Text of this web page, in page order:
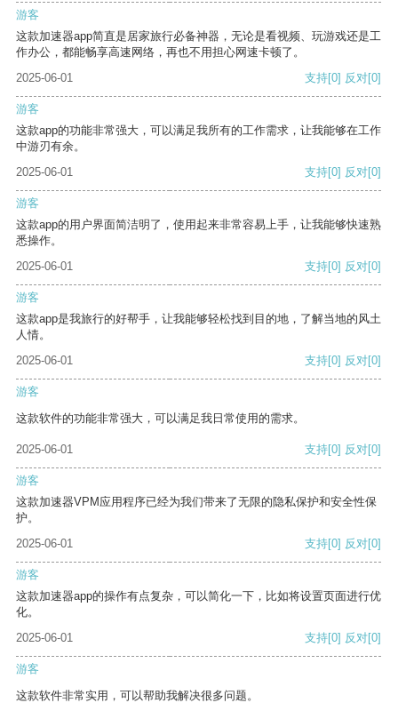
游客
这款加速器app简直是居家旅行必备神器，无论是看视频、玩游戏还是工
作办公，都能畅享高速网络，再也不用担心网速卡顿了。
2025-06-01
支持[0] 反对[0]
游客
这款app的功能非常强大，可以满足我所有的工作需求，让我能够在工作
中游刃有余。
2025-06-01
支持[0] 反对[0]
游客
这款app的用户界面简洁明了，使用起来非常容易上手，让我能够快速熟
悉操作。
2025-06-01
支持[0] 反对[0]
游客
这款app是我旅行的好帮手，让我能够轻松找到目的地，了解当地的风土
人情。
2025-06-01
支持[0] 反对[0]
游客
这款软件的功能非常强大，可以满足我日常使用的需求。
2025-06-01 支持[0] 反对[0]
游客
这款加速器VPM应用程序已经为我们带来了无限的隐私保护和安全性保
护。
2025-06-01
支持[0] 反对[0]
游客
这款加速器app的操作有点复杂，可以简化一下，比如将设置页面进行优
化。
2025-06-01
支持[0] 反对[0]
游客
这款软件非常实用，可以帮助我解决很多问题。